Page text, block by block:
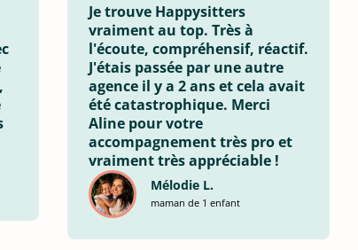
Je trouve Happysitters
vraiment au top. Très à
l'écoute, compréhensif, réactif.
J'étais passée par une autre
agence il y a 2 ans et cela avait
été catastrophique. Merci
Aline pour votre
accompagnement très pro et
vraiment très appréciable !
Mélodie L.
maman de 1 enfant